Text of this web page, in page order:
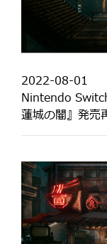
2022-08-01
Nintendo
蓮城の闇』発売